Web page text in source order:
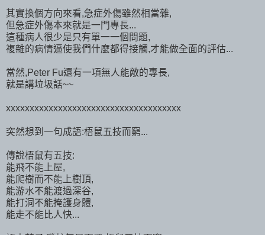
其實換個方向來看,急症外傷雖然相當雜,
但急症外傷本來就是一門專長...
這種病人很少是只有單一一個問題,
複雜的病情逼使我們什麼都得接觸,才能做全面的評估...
當然,Peter Fu還有一項無人能敵的專長,
就是講垃圾話~~
xxxxxxxxxxxxxxxxxxxxxxxxxxxxxxxxxxxxx
突然想到一句成語:梧鼠五技而窮...
傳說梧鼠有五技:
能飛不能上屋,
能爬樹而不能上樹頂,
能游水不能渡過深谷,
能打洞不能掩護身體,
能走不能比人快...